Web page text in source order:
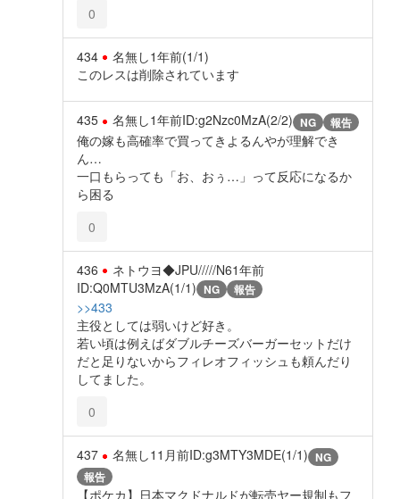
0
434 名無し1年前(1/1)
このレスは削除されています
435 名無し1年前ID:g2Nzc0MzA(2/2) NG 報告
俺の嫁も高確率で買ってきよるんやが理解でき
ん…
一口もらっても「お、おぅ…」って反応になるか
ら困る
0
436 ネトウヨ◆JPU/////N61年前
ID:Q0MTU3MzA(1/1) NG 報告
>>433
主役としては弱いけど好き。
若い頃は例えばダブルチーズバーガーセットだけ
だと足りないからフィレオフィッシュも頼んだり
してました。
0
437 名無し11月前ID:g3MTY3MDE(1/1) NG
報告
【ポケカ】日本マクドナルドが転売ヤー規制もフ